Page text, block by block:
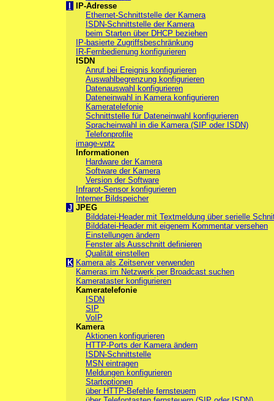
IP-Adresse
Ethernet-Schnittstelle der Kamera
ISDN-Schnittstelle der Kamera
beim Starten über DHCP beziehen
IP-basierte Zugriffsbeschränkung
IR-Fernbedienung konfigurieren
ISDN
Anruf bei Ereignis konfigurieren
Auswahlbegrenzung konfigurieren
Datenauswahl konfigurieren
Dateneinwahl in Kamera konfigurieren
Kameratelefonie
Schnittstelle für Dateneinwahl konfigurieren
Spracheinwahl in die Kamera (SIP oder ISDN)
Telefonprofile
image-vptz
Informationen
Hardware der Kamera
Software der Kamera
Version der Software
Infrarot-Sensor konfigurieren
Interner Bildspeicher
J JPEG
Bilddatei-Header mit Textmeldung über serielle
Bilddatei-Header mit eigenem Kommentar versehen
Einstellungen ändern
Fenster als Ausschnitt definieren
Qualität einstellen
K Kamera als Zeitserver verwenden
Kameras im Netzwerk per Broadcast suchen
Kamerataster konfigurieren
Kameratelefonie
ISDN
SIP
VoIP
Kamera
Aktionen konfigurieren
HTTP-Ports der Kamera ändern
ISDN-Schnittstelle
MSN eintragen
Meldungen konfigurieren
Startoptionen
über HTTP-Befehle fernsteuern